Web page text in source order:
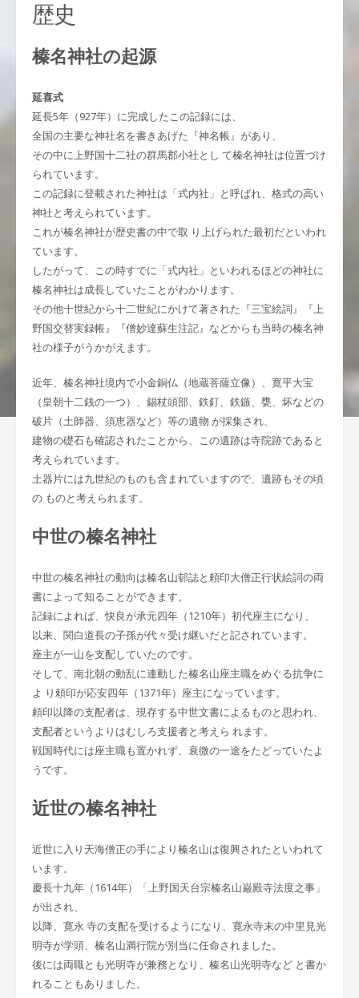
歴史
榛名神社の起源
延喜式
延長5年（927年）に完成したこの記録には、
全国の主要な神社名を書きあげた『神名帳』があり、
その中に上野国十二社の群馬郡小社とし て榛名神社は位置づけ
られています。
この記録に登載された神社は「式内社」と呼ばれ、格式の高い
神社と考えられています。
これが榛名神社が歴史書の中で取 り上げられた最初だといわれ
ています。
したがって、この時すでに「式内社」といわれるほどの神社に
榛名神社は成長していたことがわかります。
その他十世紀から十二世紀にかけて著された『三宝絵詞』『上
野国交替実録帳』『僧妙達蘇生注記』などからも当時の榛名神
社の様子がうかがえます。
近年、榛名神社境内で小金銅仏（地蔵菩薩立像）、寛平大宝
（皇朝十二銭の一つ）、錫杖頭部、鉄釘、鉄鏃、甕、坏などの
破片（土師器、須恵器など）等の遺物 が採集され、
建物の礎石も確認されたことから、この遺跡は寺院跡であると
考えられています。
土器片には九世紀のものも含まれていますので、遺跡もその頃
の ものと考えられます。
中世の榛名神社
中世の榛名神社の動向は榛名山邨誌と頼印大僧正行状絵詞の両
書によって知ることができます。
記録によれば、快良が承元四年（1210年）初代座主になり、
以来、関白道長の子孫が代々受け継いだと記されています。
座主が一山を支配していたのです。
そして、南北朝の動乱に連動した榛名山座主職をめぐる抗争に
よ り頼印が応安四年（1371年）座主になっています。
頼印以降の支配者は、現存する中世文書によるものと思われ、
支配者というよりはむしろ支援者と考えら れます。
戦国時代には座主職も置かれず、衰微の一途をたどっていたよ
うです。
近世の榛名神社
近世に入り天海僧正の手により榛名山は復興されたといわれて
います。
慶長十九年（1614年）「上野国天台宗榛名山巌殿寺法度之事」
が出され、
以降、寛永 寺の支配を受けるようになり、寛永寺末の中里見光
明寺が学頭、榛名山満行院が別当に任命されました。
後には両職とも光明寺が兼務となり、榛名山光明寺など と書か
れることもありました。